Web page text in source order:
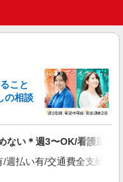
齢者向け住宅／パート
円 ※経験・能力・資格等
時給1,442円 准看護師
UP
古屋篠の風 愛知県名古
詳細を見る
こと
の相談
ない＊週3〜OK/看護助手
払い有/交通費全支給(ガ